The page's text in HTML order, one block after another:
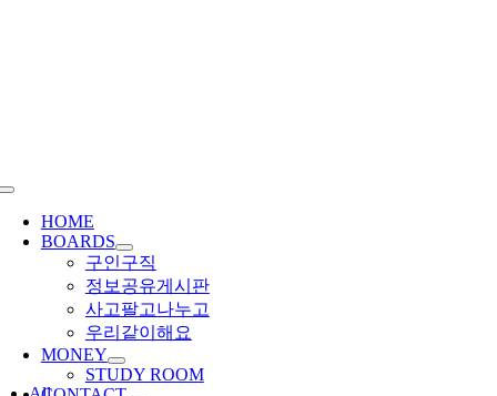
Toggle
Navigation
HOME
BOARDS
구인구직
정보공유게시판
사고팔고나누고
우리같이해요
MONEY
STUDY ROOM